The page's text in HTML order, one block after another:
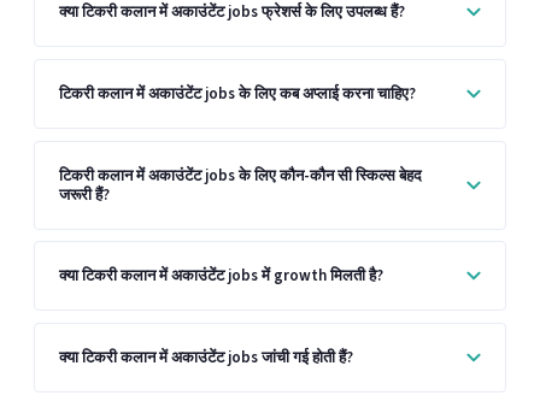
क्या टिकरी कलान में अकाउंटेंट jobs फ्रेशर्स के लिए उपलब्ध हैं?
टिकरी कलान में अकाउंटेंट jobs के लिए कब अप्लाई करना चाहिए?
टिकरी कलान में अकाउंटेंट jobs के लिए कौन-कौन सी स्किल्स बेहद
जरूरी हैं?
क्या टिकरी कलान में अकाउंटेंट jobs में growth मिलती है?
क्या टिकरी कलान में अकाउंटेंट jobs जांची गई होती हैं?